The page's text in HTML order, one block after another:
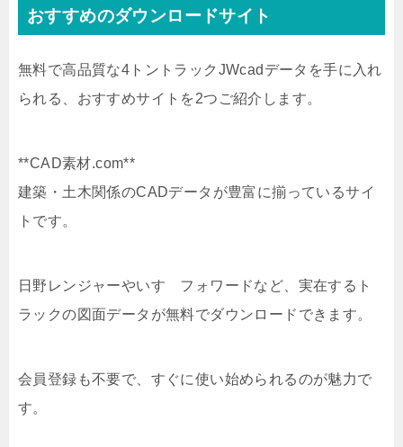
おすすめのダウンロードサイト
無料で高品質な4トントラックJWcadデータを手に入れ
られる、おすすめサイトを2つご紹介します。
**CAD素材.com**
建築・土木関係のCADデータが豊富に揃っているサイ
トです。
日野レンジャーやいすゞフォワードなど、実在するト
ラックの図面データが無料でダウンロードできます。
会員登録も不要で、すぐに使い始められるのが魅力で
す。